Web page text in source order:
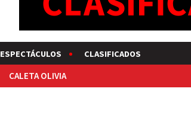
ESPECTÁCULOS CLASIFICADOS
CALETA OLIVIA